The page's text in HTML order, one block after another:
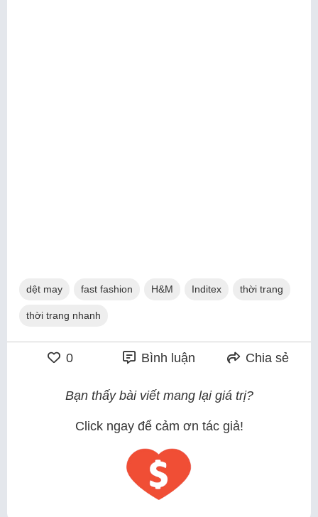
dệt may fast fashion H&M Inditex thời trang
thời trang nhanh
0 Bình luận Chia sẻ
Bạn thấy bài viết mang lại giá trị?
Click ngay để cảm ơn tác giả!